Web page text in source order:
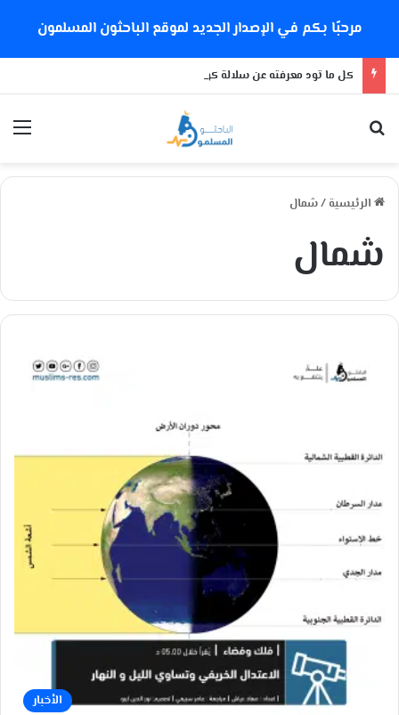
مرحبًا بكم في الإصدار الجديد لموقع الباحثون المسلمون
كل ما تود معرفته عن سلالة كورونا الجديدة
الرئيسية /شمال
شمال
الأخبار